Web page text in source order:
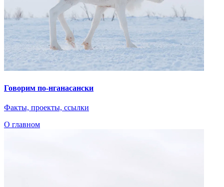
Говорим по-нганасански
Факты, проекты, ссылки
О главном